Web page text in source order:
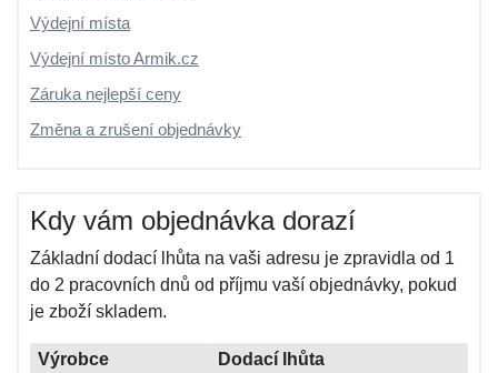
Výdejní místa
Výdejní místo Armik.cz
Záruka nejlepší ceny
Změna a zrušení objednávky
Kdy vám objednávka dorazí
Základní dodací lhůta na vaši adresu je zpravidla od 1
do 2 pracovních dnů od příjmu vaší objednávky, pokud
je zboží skladem.
Výrobce
Dodací lhůta